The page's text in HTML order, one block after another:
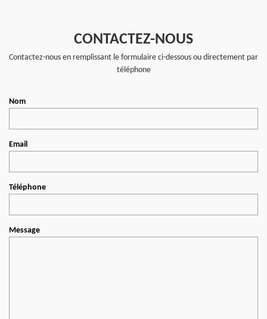
CONTACTEZ-NOUS
Contactez-nous en remplissant le formulaire ci-dessous ou directement par
téléphone
Nom
Email
Téléphone
Message